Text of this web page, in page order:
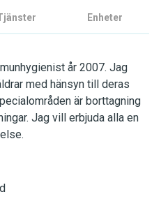
Enheter
år 2007. Jag
med hänsyn till deras
är borttagning
Jag vill erbjuda alla en